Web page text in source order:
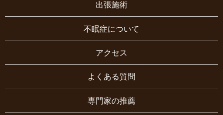
出張施術
不眠症について
アクセス
よくある質問
専門家の推薦